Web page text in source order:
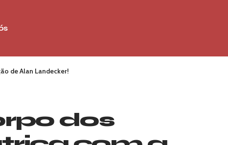
de Alan Landecker!
dos